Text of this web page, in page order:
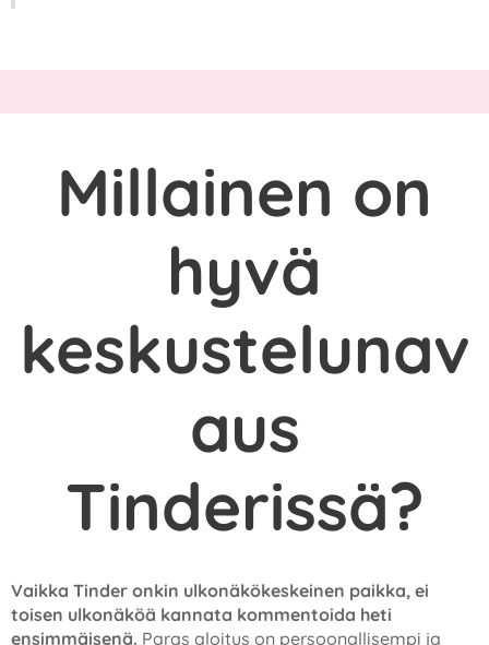
Millainen on
hyvä
keskustelunav
aus
Tinderissä?
Vaikka Tinder onkin ulkonäkökeskeinen paikka, ei
toisen ulkonäköä kannata kommentoida heti
ensimmäisenä. Paras aloitus on persoonallisempi ja